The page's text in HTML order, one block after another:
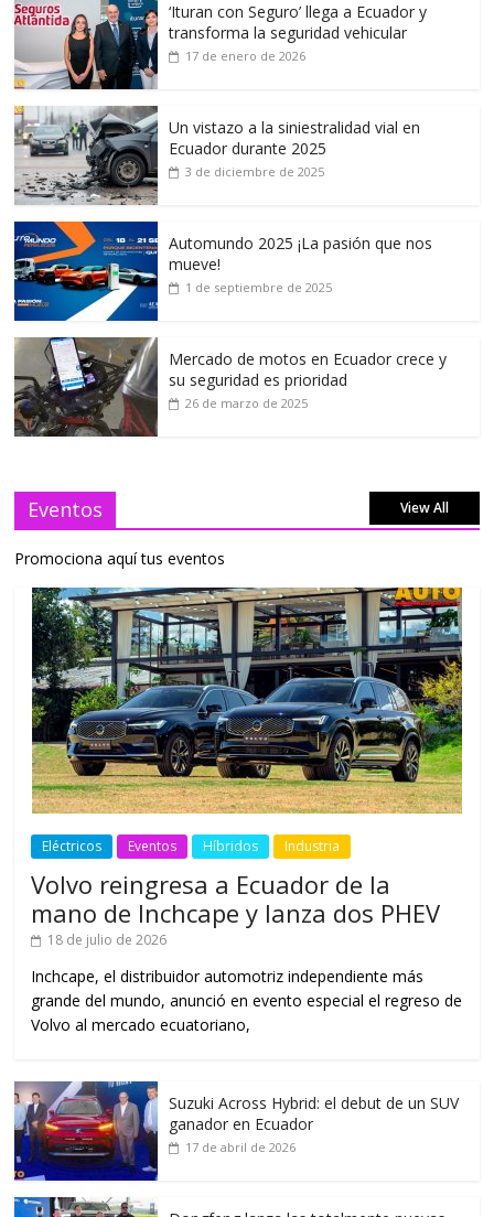
‘Ituran con Seguro’ llega a Ecuador y
transforma la seguridad vehicular
17 de enero de 2026
Un vistazo a la siniestralidad vial en
Ecuador durante 2025
3 de diciembre de 2025
Automundo 2025 ¡La pasión que nos
mueve!
1 de septiembre de 2025
Mercado de motos en Ecuador crece y
su seguridad es prioridad
26 de marzo de 2025
Eventos View All
Promociona aquí tus eventos
Eléctricos Eventos Híbridos Industria
Volvo reingresa a Ecuador de la
mano de Inchcape y lanza dos PHEV
18 de julio de 2026
Inchcape, el distribuidor automotriz independiente más
grande del mundo, anunció en evento especial el regreso de
Volvo al mercado ecuatoriano,
Suzuki Across Hybrid: el debut de un SUV
ganador en Ecuador
17 de abril de 2026